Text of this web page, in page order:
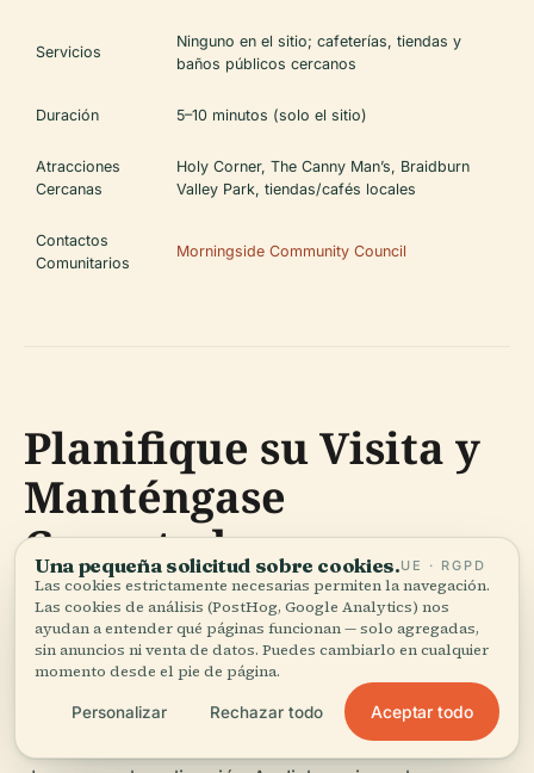
Servicios
Ninguno en el sitio; cafeterías, tiendas y
baños públicos cercanos
Duración 5–10 minutos (solo el sitio)
Atracciones
Cercanas
Holy Corner, The Canny Man’s, Braidburn
Valley Park, tiendas/cafés locales
Contactos
Comunitarios
Morningside Community Council
Planifique su Visita y
Manténgase
Conectado
La Bore Stone invita a los visitantes a reflexionar
sobre la intersección de hechos y folclore,
mientras disfrutan del encanto de Morningside.
Para más información sobre eventos patrimoniales,
tours guiados y sitios relacionados en Edimburgo,
Una pequeña solicitud sobre cookies.UE · RGPD
Las cookies estrictamente necesarias permiten la navegación.
Las cookies de análisis (PostHog, Google Analytics) nos
ayudan a entender qué páginas funcionan — solo agregadas,
sin anuncios ni venta de datos. Puedes cambiarlo en cualquier
momento desde el pie de página.
Personalizar Rechazar todo Aceptar todo